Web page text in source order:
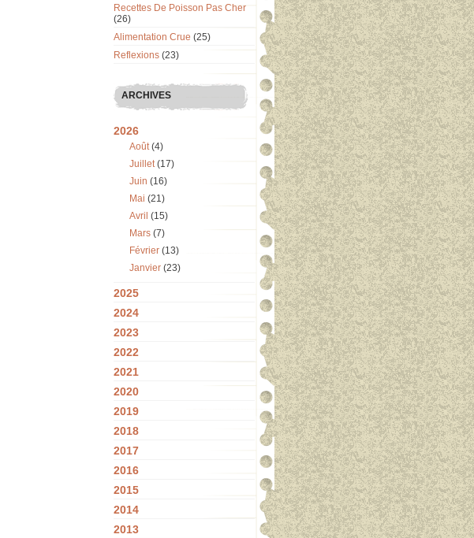
Recettes De Poisson Pas Cher
(26)
Alimentation Crue (25)
Reflexions (23)
ARCHIVES
2026
Août(4)
Juillet(17)
Juin (16)
Mai (21)
Avril (15)
Mars (7)
Février (13)
Janvier (23)
2025
2024
2023
2022
2021
2020
2019
2018
2017
2016
2015
2014
2013